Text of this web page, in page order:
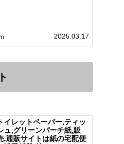
…
2025.03.17
トイレットペーパー,ティッ
ュ,グリーンパーチ紙,販
,通販サイトは紙の宅配便